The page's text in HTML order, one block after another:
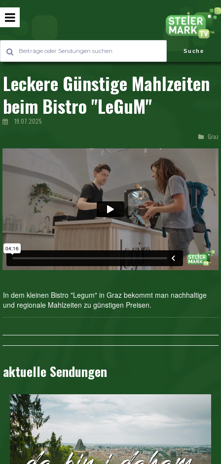
Suche
Leckere Günstige Mahlzeiten
beim Bistro "LeGuM"
19.07.2025
Graz
In dem kleinen Bistro "Legum" in Graz bekommt man nachhaltige
und regionale Mahlzeiten zu günstigen Preisen.
aktuelle Sendungen